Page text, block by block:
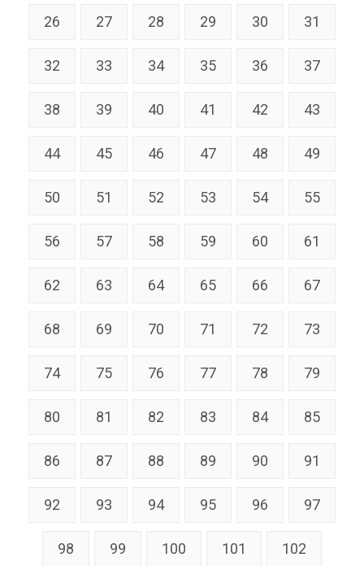
26 27 28 29 30 31
32 33 34 35 36 37
38 39 40 41 42 43
44 45 46 47 48 49
50 51 52 53 54 55
56 57 58 59 60 61
62 63 64 65 66 67
68 69 70 71 72 73
74 75 76 77 78 79
80 81 82 83 84 85
86 87 88 89 90 91
92 93 94 95 96 97
98 99 100 101 102